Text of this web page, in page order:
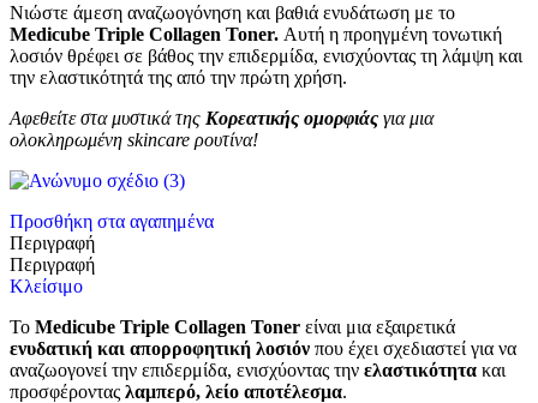
Νιώστε άμεση αναζωογόνηση και βαθιά ενυδάτωση με το
Medicube Triple Collagen Toner. Αυτή η προηγμένη τονωτική
λοσιόν θρέφει σε βάθος την επιδερμίδα, ενισχύοντας τη λάμψη και
την ελαστικότητά της από την πρώτη χρήση.
Αφεθείτε στα μυστικά της Κορεατικής ομορφιάς για μια
ολοκληρωμένη skincare ρουτίνα!
Προσθήκη στα αγαπημένα
Περιγραφή
Περιγραφή
Κλείσιμο
Το Medicube Triple Collagen Toner είναι μια εξαιρετικά
ενυδατική και απορροφητική λοσιόν που έχει σχεδιαστεί για να
αναζωογονεί την επιδερμίδα, ενισχύοντας την ελαστικότητα και
προσφέροντας λαμπερό, λείο αποτέλεσμα.